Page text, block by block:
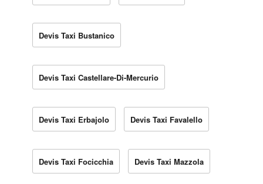
Devis Taxi Bustanico
Devis Taxi Castellare-Di-Mercurio
Devis Taxi Erbajolo Devis Taxi Favalello
Devis Taxi Focicchia Devis Taxi Mazzola